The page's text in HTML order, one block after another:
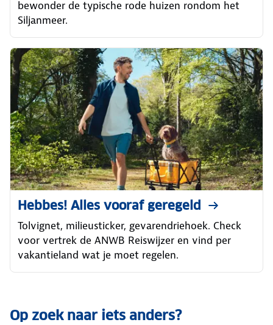
bewonder de typische rode huizen rondom het
Siljanmeer.
Hebbes! Alles vooraf geregeld
Tolvignet, milieusticker, gevarendriehoek. Check
voor vertrek de ANWB Reiswijzer en vind per
vakantieland wat je moet regelen.
Op zoek naar iets anders?